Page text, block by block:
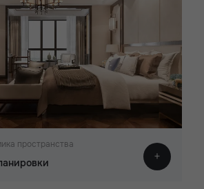
пространства